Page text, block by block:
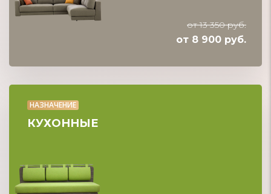
от 13 350 руб.
от 8 900 руб.
НАЗНАЧЕНИЕ
КУХОННЫЕ